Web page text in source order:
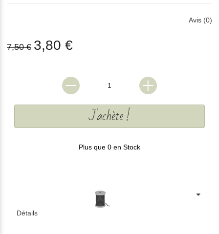
Avis (0)
7,50 € 3,80 €
J'achète !
Plus que 0 en Stock
Détails